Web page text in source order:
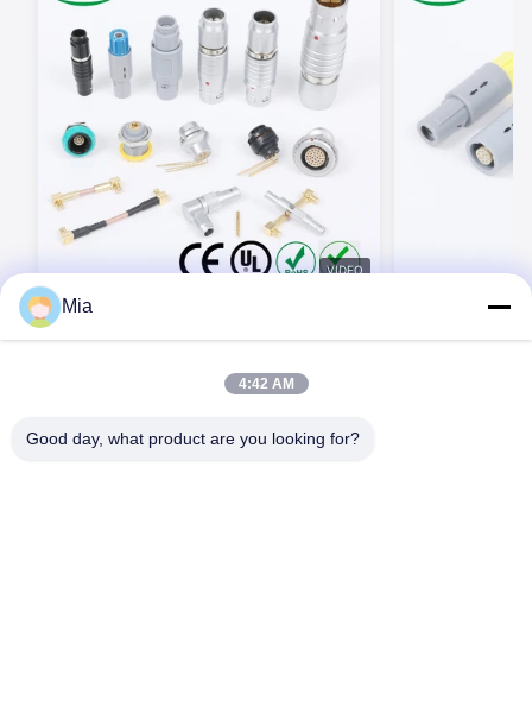
VIDEO
BEXKOM P 시리즈 2-32핀 플라스틱 쉘 생
체 적합성 비용 빠른 배송 의료 커넥터
지금 연락하세요
32 핀 크기 0 1
Mia
4:42 AM
Good day, what product are you looking for?